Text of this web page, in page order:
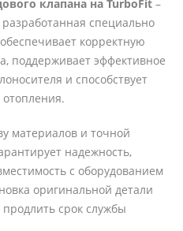
клапана на TurboFit –
специально
корректную
поддерживает эффективное
и способствует
материалов и точной
надежность,
с оборудованием
оригинальной детали
срок службы